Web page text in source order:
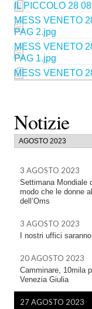
Notizie
3 AGOSTO 2023
Settimana Mondiale
modo che le donne
dell’Oms
3 AGOSTO 2023
I nostri uffici
20 AGOSTO 2023
Camminare, 10mila
Venezia Giulia
27 AGOSTO 2023
IL PICCOLO 28
MESS VENETO
PAG 2.jpg
MESS VENETO
PAG 1.jpg
MESS VENETO